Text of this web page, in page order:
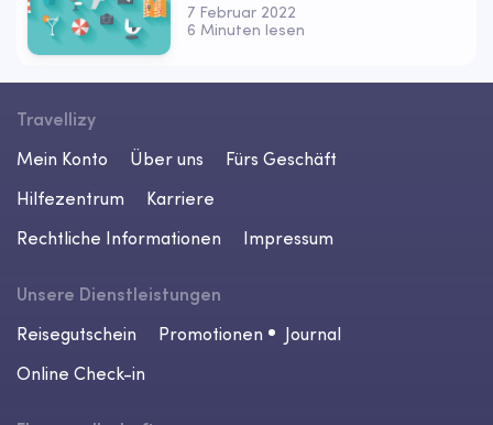
7 Februar 2022
6 Minuten lesen
Travellizy
Mein Konto
Über uns
Fürs Geschäft
Hilfezentrum
Karriere
Rechtliche Informationen
Impressum
Unsere Dienstleistungen
Reisegutschein
Promotionen
Journal
Online Check-in